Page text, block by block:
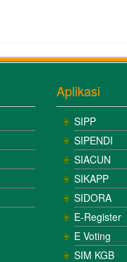
Aplikasi
SIPP
SIPENDI
SIACUN
SIKAPP
SIDORA
E-Register
E Voting
SIM KGB